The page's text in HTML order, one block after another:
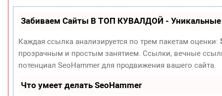
Забиваем Сайты В ТОП КУВАЛДОЙ - Уникальные
Каждая ссылка анализируется по трем пакетам оценки:
прозрачным и простым занятием. Ссылки, вечные
потенциал SeoHammer для продвижения вашего сайта.
Что умеет делать SeoHammer